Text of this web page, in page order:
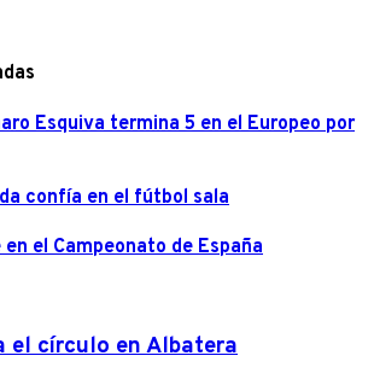
Esquiva termina 5 en el Europeo por
confía en el fútbol sala
el Campeonato de España
el círculo en Albatera